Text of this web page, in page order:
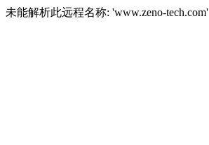
未能解析此远程名称: 'www.zeno-tech.com'